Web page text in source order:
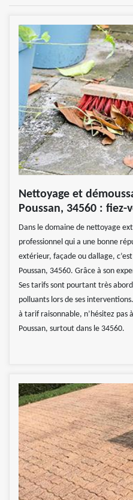
Nettoyage et
Poussan, 34560 :
Dans le domaine de nettoyage
professionnel qui a une bonne
extérieur, façade ou dallage,
Poussan, 34560. Grâce à son
Ses tarifs sont pourtant très
polluants lors de ses
à tarif raisonnable, n’hésitez pas
Poussan, surtout dans le 34560.